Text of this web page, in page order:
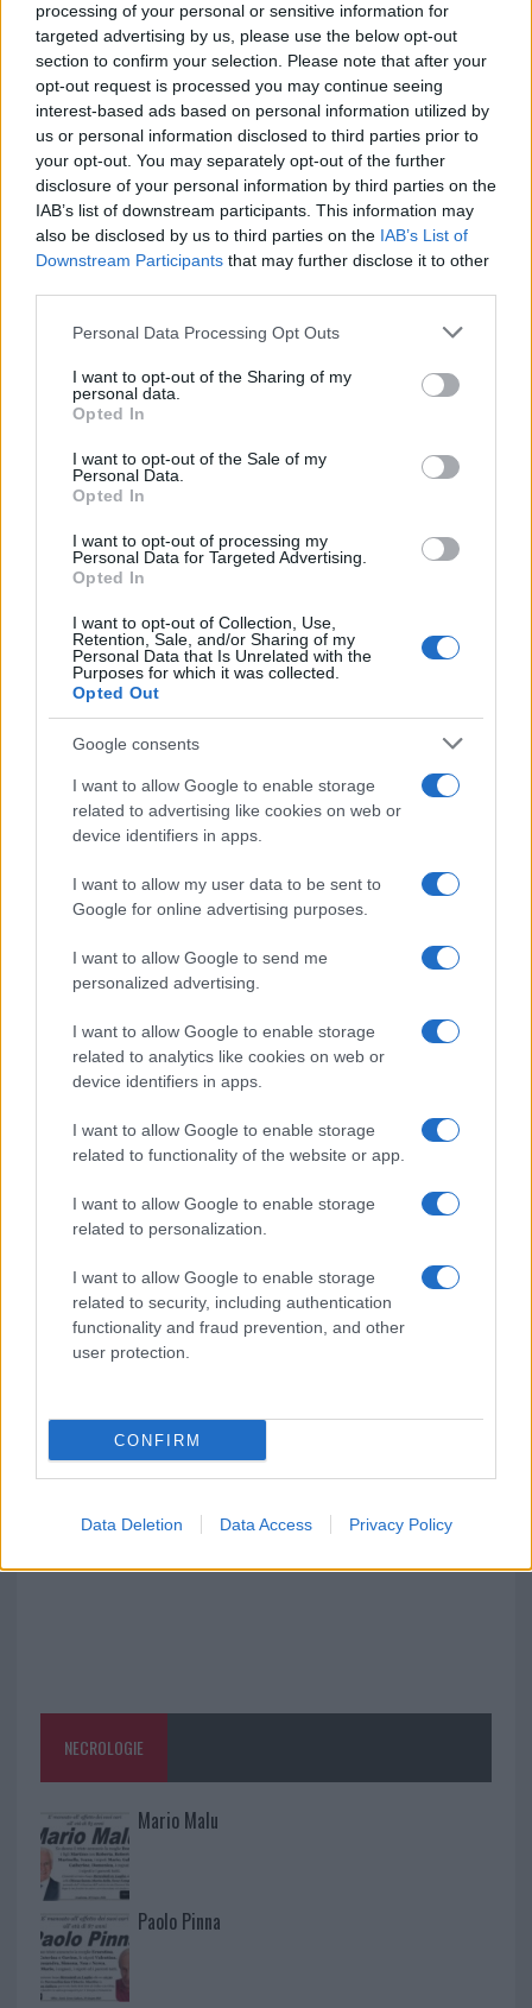
processing of your personal or sensitive information for
targeted advertising by us, please use the below opt-out
section to confirm your selection. Please note that after your
opt-out request is processed you may continue seeing
interest-based ads based on personal information utilized by
us or personal information disclosed to third parties prior to
your opt-out. You may separately opt-out of the further
disclosure of your personal information by third parties on the
IAB’s list of downstream participants. This information may
also be disclosed by us to third parties on the IAB’s List of
Downstream Participants that may further disclose it to other
Please note that this website/app uses one or more Google
not limited to your visit or usage behaviour. You may click to
grant or deny consent to Google and its third-party tags to
use your data for below specified purposes in below Google
consent section.
Personal Data Processing Opt Outs
I want to opt-out of the Sharing of my
personal data.
Opted In
I want to opt-out of the Sale of my
Personal Data.
Opted In
I want to opt-out of processing my
Personal Data for Targeted Advertising.
Opted In
I want to opt-out of Collection, Use,
Retention, Sale, and/or Sharing of my
Personal Data that Is Unrelated with the
Purposes for which it was collected.
Opted Out
Google consents
I want to allow Google to enable storage
related to advertising like cookies on web or
device identifiers in apps.
I want to allow my user data to be sent to
Google for online advertising purposes.
I want to allow Google to send me
personalized advertising.
I want to allow Google to enable storage
related to analytics like cookies on web or
device identifiers in apps.
I want to allow Google to enable storage
related to functionality of the website or app.
I want to allow Google to enable storage
related to personalization.
I want to allow Google to enable storage
related to security, including authentication
functionality and fraud prevention, and other
user protection.
CONFIRM
Data Deletion Data Access Privacy Policy
Inviaci le tue segnalazioni,
i tuoi video e le tue foto
Su WhatsApp al numero +39
345 356 7512
daGoogle News
Condividi l'articolo
F
a
ce
b
o
o
k
T
w
te
r
Pi
n
te
re
st
W
h
at
s
A
p
S
h
a
re
Prossimo articolo
NOTIZIE RECENTI
Sangue, musica e solidarietà con Avis Olbia al
Delta Center
Meteo Olbia 9 agosto, temperature in calo
va avanti: “Sicilia, ci sono”
Jovanotti, Gabry Ponte e Alfa: Olbia ombelico del
mondo per una notte
Giorgia Meloni a La Maddalena, la vicesindaco:
“Orgoglio e discrezione per visita privata̶…
Incendio nella notte a Olbia, a fuoco due furgoni
A fuoco un deposito con bombole, intervento dei
vigili del fuoco a Rudalza
NECROLOGIE
Mario Malu
Paolo Pinna